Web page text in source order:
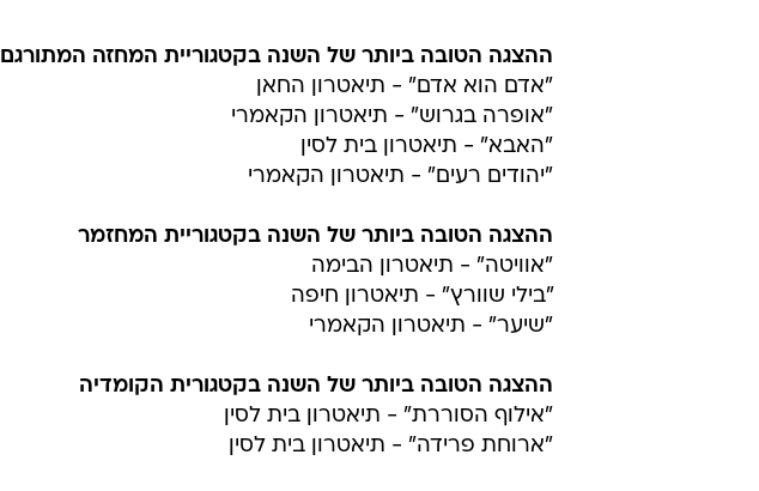
ההצגה הטובה ביותר של השנה בקטגוריית המחזה המתורגם
"אדם הוא אדם" - תיאטרון החאן
"אופרה בגרוש" - תיאטרון הקאמרי
"האבא" - תיאטרון בית לסין
"יהודים רעים" - תיאטרון הקאמרי
ההצגה הטובה ביותר של השנה בקטגוריית המחזמר
"אוויטה" - תיאטרון הבימה
"בילי שוורץ" - תיאטרון חיפה
"שיער" - תיאטרון הקאמרי
ההצגה הטובה ביותר של השנה בקטגורית הקומדיה
"אילוף הסוררת" - תיאטרון בית לסין
"ארוחת פרידה" - תיאטרון בית לסין